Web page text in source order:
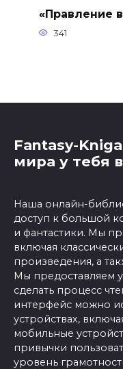
«Правление
341
Fantasy-
мира у тебя
Наша онлайн-
доступ к большой
и фантастики. Мы
включая
произведения, а
Мы предоставляем
сделать процесс
интерфейс можно
устройствах,
мобильные
привычки
уровень